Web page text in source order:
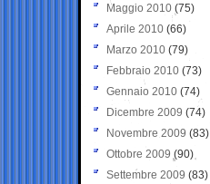
Maggio 2010 (75)
Aprile 2010 (66)
Marzo 2010 (79)
Febbraio 2010 (73)
Gennaio 2010 (74)
Dicembre 2009 (74)
Novembre 2009 (83)
Ottobre 2009 (90)
Settembre 2009 (83)